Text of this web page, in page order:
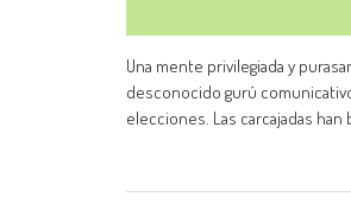
Una mente privilegiada y
desconocido gurú
elecciones. Las carcajadas